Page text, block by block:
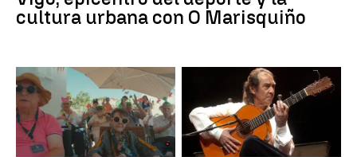
cultura urbana con O Marisquiño